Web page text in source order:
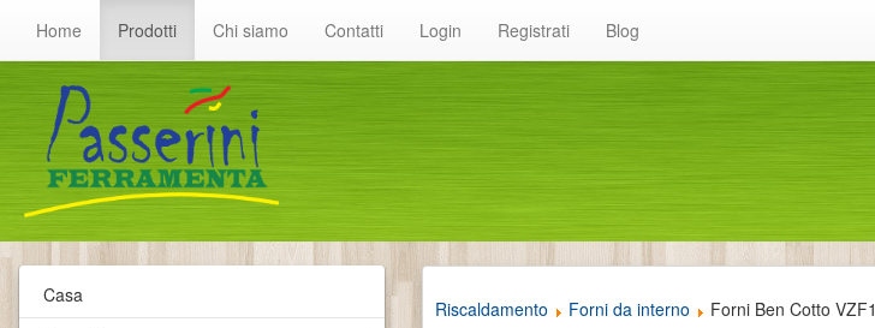
Home Prodotti Chi siamo Contatti Login Registrati Blog
Casa
Riscaldamento Forni da interno Forni Ben Cotto VZF1